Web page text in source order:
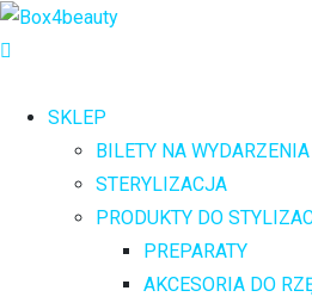
SKLEP
BILETY NA WYDARZENIA
STERYLIZACJA
PRODUKTY DO
PREPARATY
AKCESORIA DO